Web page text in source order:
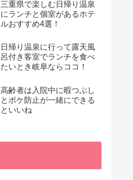
三重県で楽しむ日帰り温泉
にランチと個室があるホテ
ルおすすめ4選！
日帰り温泉に行って露天風
呂付き客室でランチを食べ
たいとき岐阜ならココ！
高齢者は入院中に暇つぶし
とボケ防止が一緒にできる
といいね